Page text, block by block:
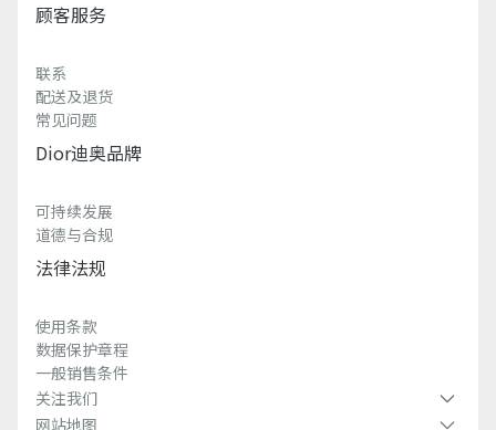
顾客服务
联系
配送及退货
常见问题
Dior迪奥品牌
可持续发展
道德与合规
法律法规
使用条款
数据保护章程
一般销售条件
关注我们
网站地图